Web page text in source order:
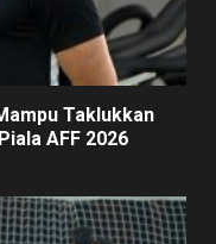
Taklukkan
AFF 2026